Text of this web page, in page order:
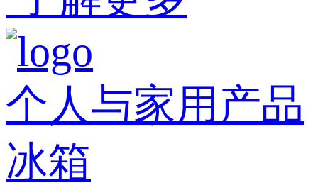
个人与家用产品
冰箱